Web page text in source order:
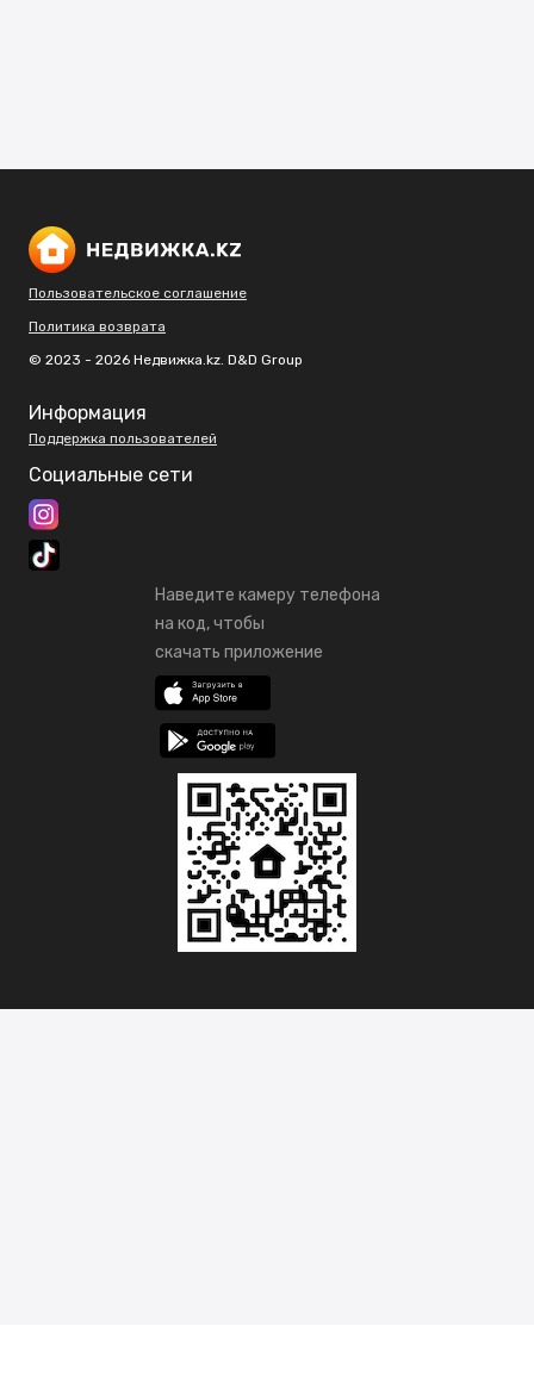
Пользовательское соглашение
Политика возврата
© 2023 - 2026 Недвижка.kz. D&D Group
Информация
Поддержка пользователей
Социальные сети
Наведите камеру телефона
на код, чтобы
скачать приложение